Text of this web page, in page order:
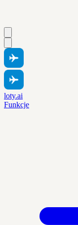
loty.ai
Funkcje